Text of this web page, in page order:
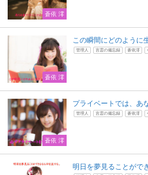
蒼依 澪
蒼依 澪
この瞬間にどのように
管理人 言霊の備忘録 蒼依澪
蒼依 澪
プライベートでは、あ
管理人 言霊の備忘録 蒼依澪
明日を夢見ることがで